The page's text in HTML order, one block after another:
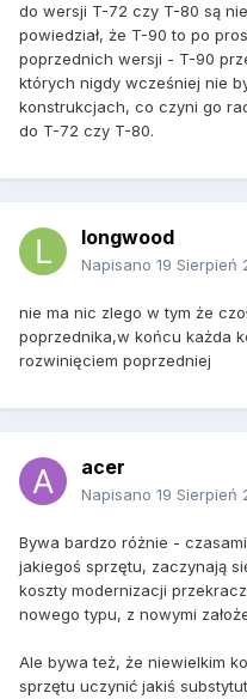
do wersji T-72 czy T-80 są
powiedział, że T-90 to po
poprzednich wersji - T-90
których nigdy wcześniej nie
konstrukcjach, co czyni go
do T-72 czy T-80.
longwood
Napisano 19 Sierpień
nie ma nic zlego w tym że
poprzednika,w końcu każda
rozwinięciem poprzedniej
acer
Napisano 19 Sierpień
Bywa bardzo różnie -
jakiegoś sprzętu, zaczynają
koszty modernizacji
nowego typu, z nowymi
Ale bywa też, że niewielkim
sprzętu uczynić jakiś